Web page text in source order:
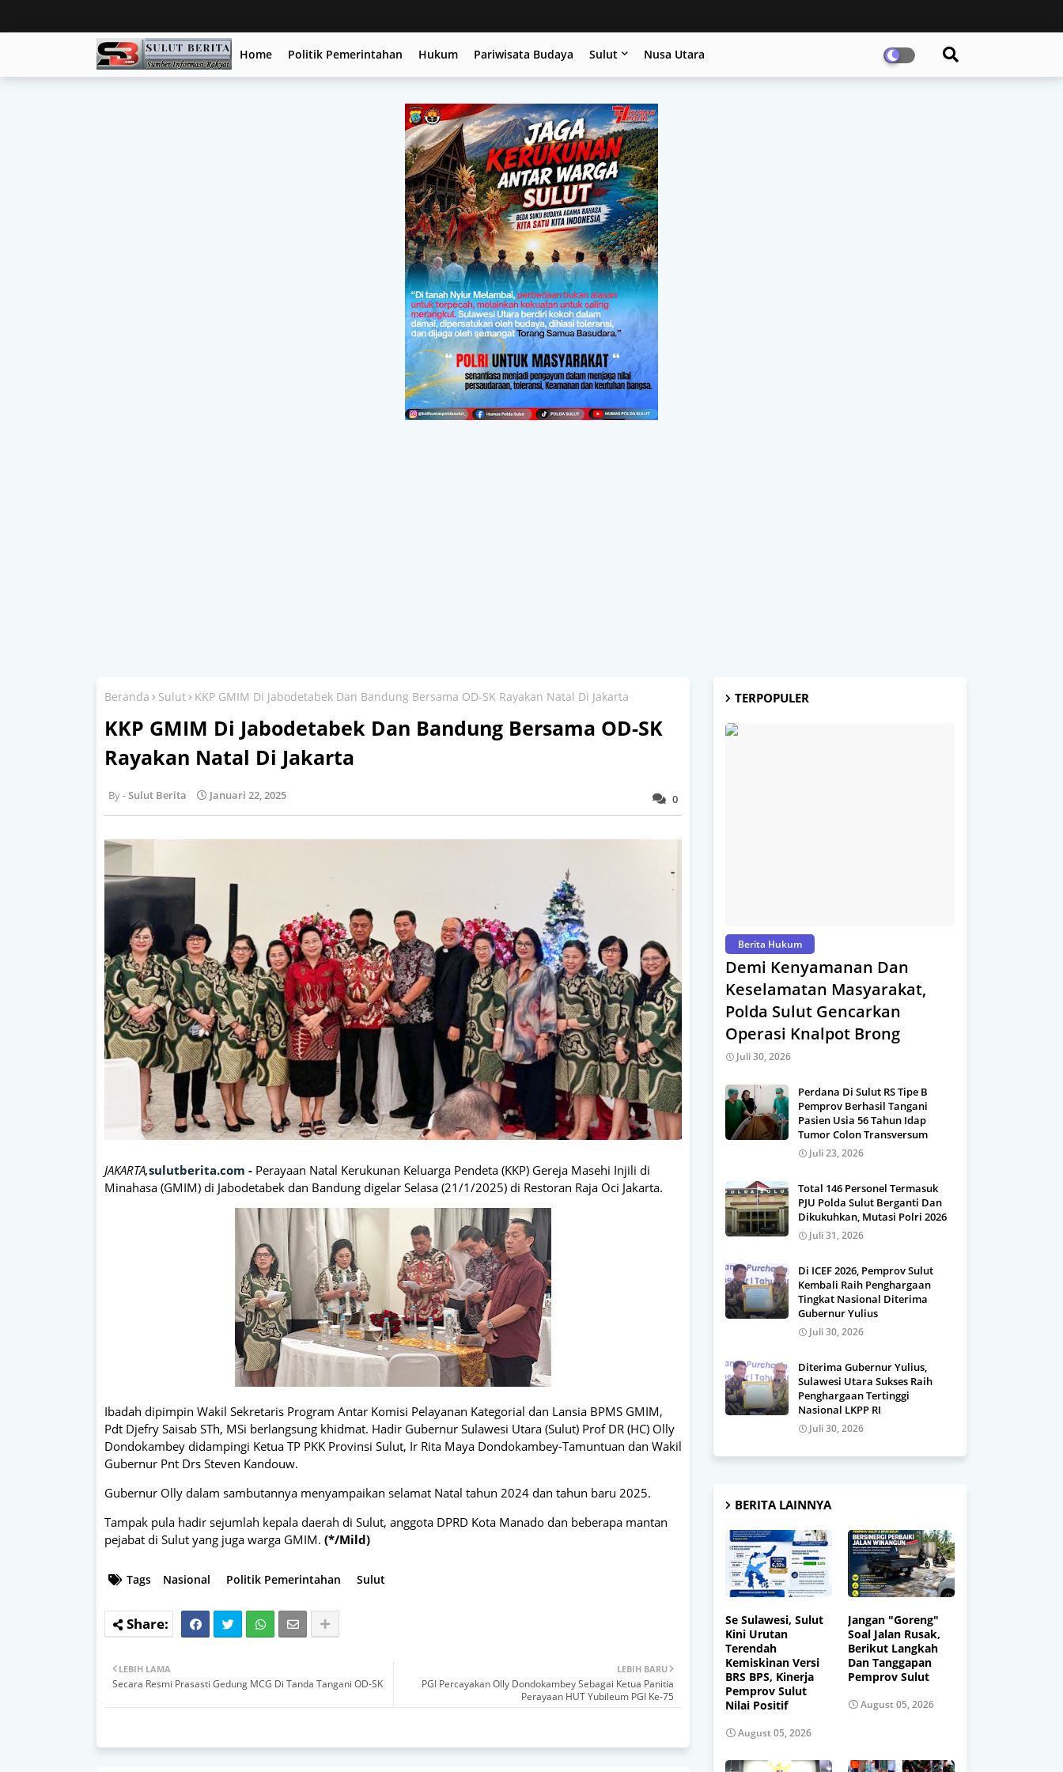
Home Politik Pemerintahan Hukum Pariwisata Budaya Sulut Nusa Utara
Beranda Sulut KKP GMIM Di Jabodetabek Dan Bandung Bersama OD-SK Rayakan Natal Di Jakarta
KKP GMIM Di Jabodetabek Dan Bandung Bersama OD-SK
Rayakan Natal Di Jakarta
0
Sulut Berita Januari 22, 2025
JAKARTA,sulutberita.com - Perayaan Natal Kerukunan Keluarga Pendeta (KKP) Gereja Masehi Injili di
Minahasa (GMIM) di Jabodetabek dan Bandung digelar Selasa (21/1/2025) di Restoran Raja Oci Jakarta.
Ibadah dipimpin Wakil Sekretaris Program Antar Komisi Pelayanan Kategorial dan Lansia BPMS GMIM,
Pdt Djefry Saisab STh, MSi berlangsung khidmat. Hadir Gubernur Sulawesi Utara (Sulut) Prof DR (HC) Olly
Dondokambey didampingi Ketua TP PKK Provinsi Sulut, Ir Rita Maya Dondokambey-Tamuntuan dan Wakil
Gubernur Pnt Drs Steven Kandouw.
Gubernur Olly dalam sambutannya menyampaikan selamat Natal tahun 2024 dan tahun baru 2025.
Tampak pula hadir sejumlah kepala daerah di Sulut, anggota DPRD Kota Manado dan beberapa mantan
pejabat di Sulut yang juga warga GMIM. (*/Mild)
Tags Nasional Politik Pemerintahan Sulut
LEBIH BARU
PGI Percayakan Olly Dondokambey Sebagai Ketua Panitia
Perayaan HUT Yubileum PGI Ke-75
LEBIH LAMA
Secara Resmi Prasasti Gedung MCG Di Tanda Tangani OD-SK
TERPOPULER
Berita Hukum
Demi Kenyamanan Dan
Keselamatan Masyarakat,
Polda Sulut Gencarkan
Operasi Knalpot Brong
Juli 30, 2026
Perdana Di Sulut RS Tipe B
Pemprov Berhasil Tangani
Pasien Usia 56 Tahun Idap
Tumor Colon Transversum
Juli 23, 2026
Total 146 Personel Termasuk
PJU Polda Sulut Berganti Dan
Dikukuhkan, Mutasi Polri 2026
Juli 31, 2026
Di ICEF 2026, Pemprov Sulut
Kembali Raih Penghargaan
Tingkat Nasional Diterima
Gubernur Yulius
Juli 30, 2026
Diterima Gubernur Yulius,
Sulawesi Utara Sukses Raih
Penghargaan Tertinggi
Nasional LKPP RI
Juli 30, 2026
BERITA LAINNYA
Se Sulawesi, Sulut
Kini Urutan
Terendah
Kemiskinan Versi
BRS BPS, Kinerja
Pemprov Sulut
Nilai Positif
August 05, 2026
Jangan "Goreng"
Soal Jalan Rusak,
Berikut Langkah
Dan Tanggapan
Pemprov Sulut
August 05, 2026